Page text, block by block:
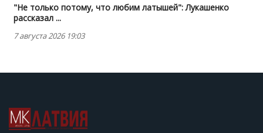
"Не только потому, что любим латышей": Лукашенко
рассказал ...
7 августа 2026 19:03